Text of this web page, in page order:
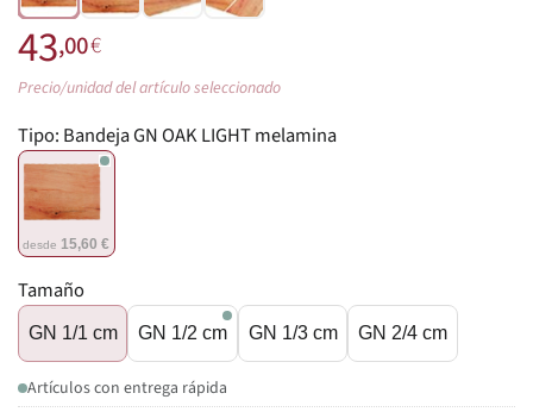
43,00€
Precio/unidad del artículo seleccionado
Tipo: Bandeja GN OAK LIGHT melamina
desde 15,60 €
Tamaño
GN 1/1 cm GN 1/2 cm GN 1/3 cm GN 2/4 cm
Artículos con entrega rápida